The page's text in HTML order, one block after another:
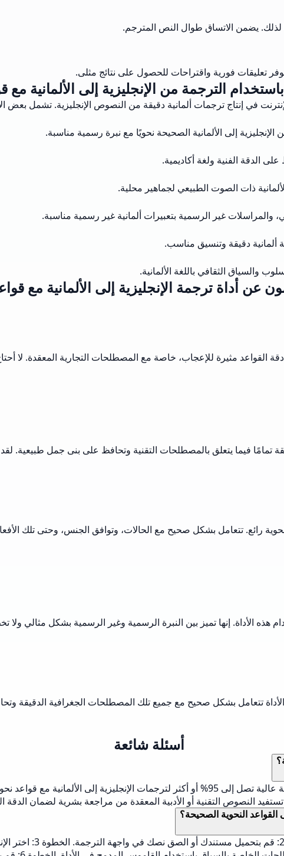
لذلك. يضمن الاتساق طوال النص المترجم.
تعليقات فورية واقتراحات للحصول على نتائج مثلى.
الترجمة من الإنجليزية إلى الألمانية
في إنتاج ترجمات ألمانية دقيقة من النصوص الإنجليزية. تشمل بعض
الإنجليزية إلى الألمانية الصحيحة نحويًا مع نبرة رسمية مناسبة.
الدقة الفنية ولغة أكاديمية.
ذات الصوت الطبيعي لجماهير محلية.
غير الرسمية بتعبيرات ألمانية غير رسمية مناسبة.
ألمانية دقيقة وتنسيق مناسب.
والسياق الثقافي باللغة الألمانية.
عن أداة ترجمة الإنجليزية إلى الألمانية مع
القواعد مثيرة للإعجاب، خاصة مع المصطلحات التجارية المعقدة. لا
تمامًا فيما يتعلق بالمصطلحات التقنية وتحافظ على بنى جمل
النحوية رائع. تتعامل بشكل صحيح مع الحالات، وتوافق الجنس، وحتى تلك
هذه الأداة. إنها تميز بين النبرة الرسمية وغير الرسمية بشكل مثالي
الأداة تتعامل بشكل صحيح مع جميع تلك المصطلحات الجغرافية الدقيقة
أسئلة شائعة
تحقق أدوات الترجمة الحديثة المدعومة بالذكاء الاصطناعي معدلات دقة عالية تصل إلى 95% أو
النصوص التقنية أو الأدبية المعقدة من مراجعة بشرية لضمان الدقة
النحوية الصحيحة؟